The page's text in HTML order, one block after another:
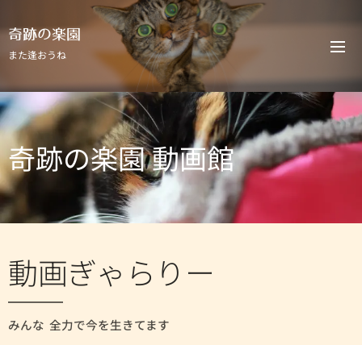
奇跡の楽園
また逢おうね
奇跡の楽園 動画館
動画ぎゃらりー
みんな 全力で今を生きてます